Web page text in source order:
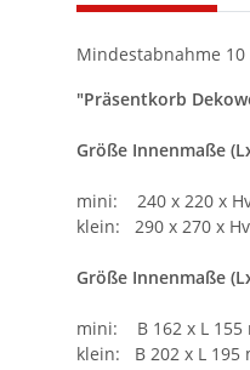
Mindestabnahme 10
"Präsentkorb
Größe Innenmaße
mini: 240 x 220 x
klein: 290 x 270 x
Größe Innenmaße
mini: B 162 x L 155
klein: B 202 x L 195